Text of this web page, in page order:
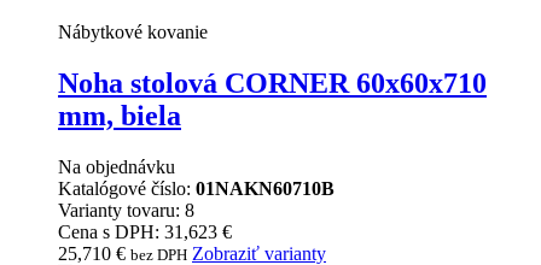
Nábytkové kovanie
Noha stolová CORNER 60x60x710
mm, biela
Na objednávku
Katalógové číslo: 01NAKN60710B
Varianty tovaru: 8
Cena s DPH: 31,623 €
25,710 € bez DPH Zobraziť varianty